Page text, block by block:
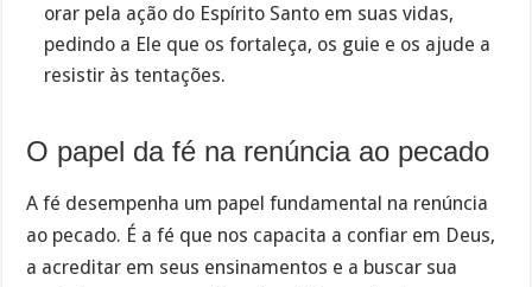
orar pela ação do Espírito Santo em suas vidas,
pedindo a Ele que os fortaleça, os guie e os ajude a
resistir às tentações.
O papel da fé na renúncia ao pecado
A fé desempenha um papel fundamental na renúncia
ao pecado. É a fé que nos capacita a confiar em Deus,
a acreditar em seus ensinamentos e a buscar sua